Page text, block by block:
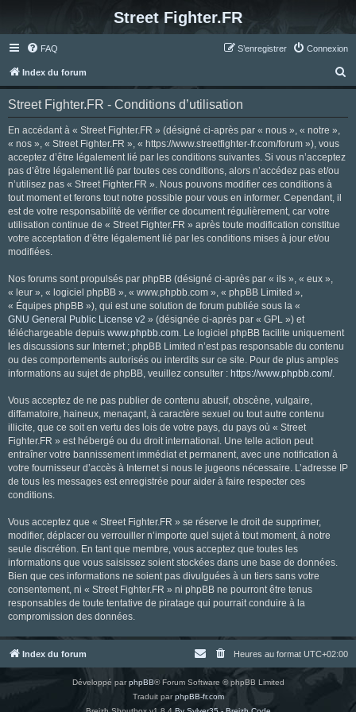
Street Fighter.FR
FAQ Connexion
S’enregistrer
Index du forum
e
Street Fighter.FR - Conditions d’utilisation
En accédant à « Street Fighter.FR » (désigné ci-après par « nous », « notre »,
« nos », « Street Fighter.FR », « https://www.streetfighter-fr.com/forum »), vous
acceptez d’être légalement lié par les conditions suivantes. Si vous n’acceptez
pas d’être légalement lié par toutes ces conditions, alors n’accédez pas et/ou
n’utilisez pas « Street Fighter.FR ». Nous pouvons modifier ces conditions à
tout moment et ferons tout notre possible pour vous en informer. Cependant, il
est de votre responsabilité de vérifier ce document régulièrement, car votre
utilisation continue de « Street Fighter.FR » après toute modification constitue
votre acceptation d’être légalement lié par les conditions mises à jour et/ou
modifiées.
Nos forums sont propulsés par phpBB (désigné ci-après par « ils », « eux »,
« leur », « logiciel phpBB », « www.phpbb.com », « phpBB Limited »,
« Équipes phpBB »), qui est une solution de forum publiée sous la «
GNU General Public License v2 » (désignée ci-après par « GPL ») et
téléchargeable depuis www.phpbb.com. Le logiciel phpBB facilite uniquement
les discussions sur Internet ; phpBB Limited n’est pas responsable du contenu
ou des comportements autorisés ou interdits sur ce site. Pour de plus amples
informations au sujet de phpBB, veuillez consulter : https://www.phpbb.com/.
Vous acceptez de ne pas publier de contenu abusif, obscène, vulgaire,
diffamatoire, haineux, menaçant, à caractère sexuel ou tout autre contenu
illicite, que ce soit en vertu des lois de votre pays, du pays où « Street
Fighter.FR » est hébergé ou du droit international. Une telle action peut
entraîner votre bannissement immédiat et permanent, avec une notification à
votre fournisseur d’accès à Internet si nous le jugeons nécessaire. L’adresse IP
de tous les messages est enregistrée pour aider à faire respecter ces
conditions.
Vous acceptez que « Street Fighter.FR » se réserve le droit de supprimer,
modifier, déplacer ou verrouiller n’importe quel sujet à tout moment, à notre
seule discrétion. En tant que membre, vous acceptez que toutes les
informations que vous saisissez soient stockées dans une base de données.
Bien que ces informations ne soient pas divulguées à un tiers sans votre
consentement, ni « Street Fighter.FR » ni phpBB ne pourront être tenus
responsables de toute tentative de piratage qui pourrait conduire à la
compromission des données.
Index du forum Heures au format UTC+02:00
Développé parphpBB® Forum Software © phpBB Limited
Traduit parphpBB-fr.com